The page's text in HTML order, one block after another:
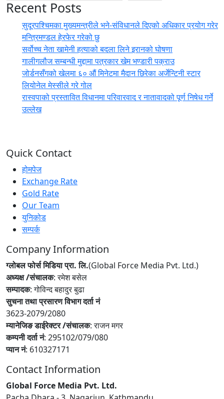
Recent Posts
सुदूरपश्चिमका मुख्यमन्त्रीले भने-संविधानले दिएको अधिकार प्रयोग गरेर
मन्त्रिमण्डल हेरफेर गरेको छु
सर्वोच्च नेता खामेनी हत्याको बदला लिने इरानको घोषणा
गालीगलौज सम्बन्धी मुद्दामा पत्रकार खेम भण्डारी पक्राउ
जोर्डनसँगको खेलमा ६० औं मिनेटमा मैदान छिरेका अर्जेन्टिनी स्टार
लियोनेल मेस्सीले गरे गोल
रास्वपाको प्रस्तावित विधानमा परिवारवाद र नातावादको पूर्ण निषेध गर्ने
उल्लेख
Quick Contact
होमपेज
Exchange Rate
Gold Rate
Our Team
युनिकोड
सम्पर्क
Company Information
ग्लोबल फोर्स मिडिया प्रा. लि.(Global Force Media Pvt. Ltd.)
अध्यक्ष /संचालक: रमेश बसेल
सम्पादक: गोविन्द बहादुर बुढा
सुचना तथा प्रसारण विभाग दर्ता नं
3623-2079/2080
म्यानेजिङ डाईरेक्टर /संचालक: राजन मगर
कम्पनी दर्ता नं: 295102/079/080
प्यान नं: 610327171
Contact Information
Global Force Media Pvt. Ltd.